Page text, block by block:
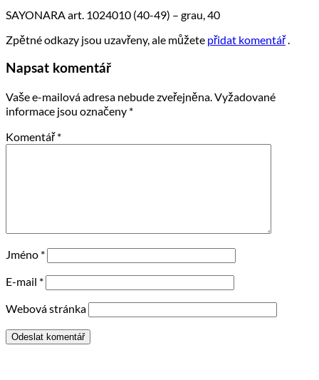
SAYONARA art. 1024010 (40-49) – grau, 40
Zpětné odkazy jsou uzavřeny, ale můžete přidat komentář.
Napsat komentář
Vaše e-mailová adresa nebude zveřejněna.Vyžadované
informace jsou označeny *
Komentář*
Jméno *
E-mail *
Webová stránka